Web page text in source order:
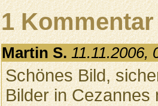
1
Martin S. 11.11.2006,
Schönes Bild,
Bilder in Cezannes